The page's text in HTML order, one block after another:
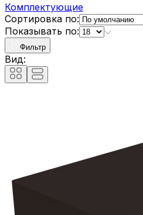
Комплектующие
Сортировка по:
Показывать по:
Фильтр
Вид: